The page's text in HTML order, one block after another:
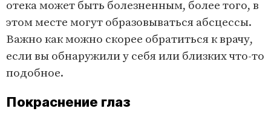
отека может быть болезненным, более того, в
этом месте могут образовываться абсцессы.
Важно как можно скорее обратиться к врачу,
если вы обнаружили у себя или близких что-то
подобное.
Покраснение глаз